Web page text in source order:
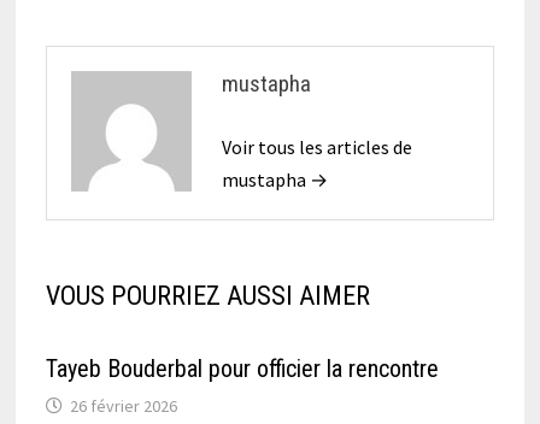
mustapha
Voir tous les articles de
mustapha →
VOUS POURRIEZ AUSSI AIMER
Tayeb Bouderbal pour officier la rencontre
26 février 2026